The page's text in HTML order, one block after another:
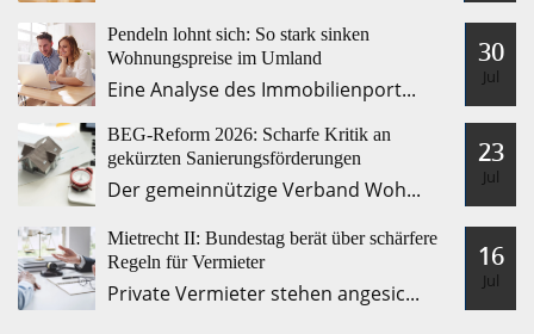
30
Jul
Pendeln lohnt sich: So stark sinken
Wohnungspreise im Umland
Eine Analyse des Immobilienportals immowelt für die 15 größten Städte
23
Jul
BEG-Reform 2026: Scharfe Kritik an
gekürzten Sanierungsförderungen
Der gemeinnützige Verband Wohneigentum übt scharfe Kritik an den zum
16
Jul
Mietrecht II: Bundestag berät über schärfere
Regeln für Vermieter
Private Vermieter stehen angesichts steigender Energie- und Lebenshaltungskosten zunehmend unter